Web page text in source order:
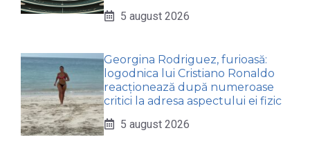
5 august 2026
Georgina Rodriguez, furioasă:
logodnica lui Cristiano Ronaldo
reacționează după numeroase
critici la adresa aspectului ei fizic
5 august 2026